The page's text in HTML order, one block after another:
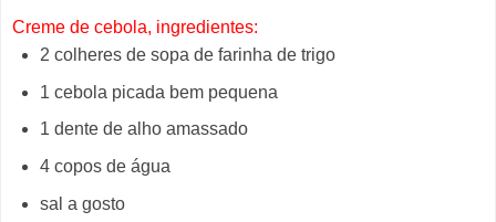
Creme de cebola, ingredientes:
2 colheres de sopa de farinha de trigo
1 cebola picada bem pequena
1 dente de alho amassado
4 copos de água
sal a gosto